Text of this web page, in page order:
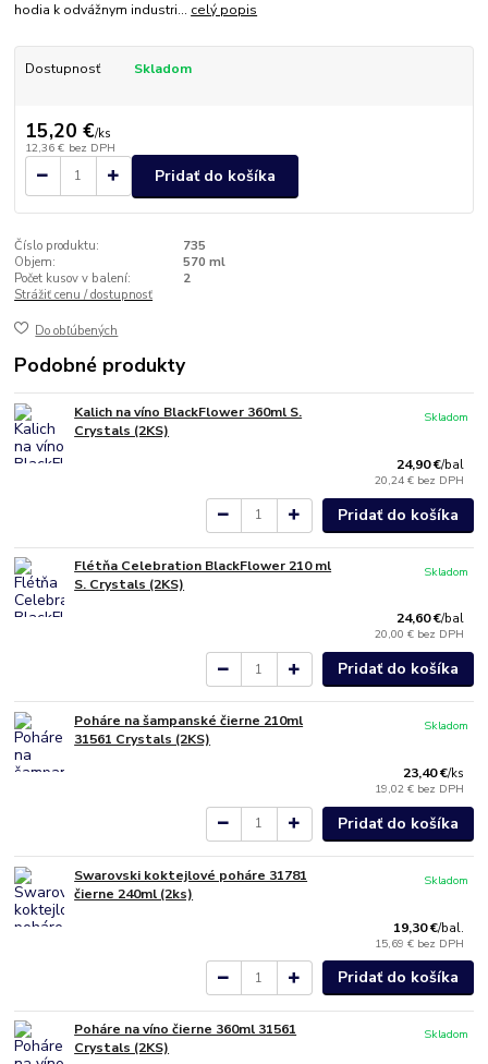
hodia k odvážnym industri... celý popis
Dostupnosť Skladom
15,20 €/ks
12,36 € bez DPH
Pridať do košíka
Číslo produktu:
735
Objem:
570 ml
Počet kusov v balení:
2
Strážiť cenu / dostupnosť
Do obľúbených
Podobné produkty
Kalich na víno BlackFlower 360ml S.
Crystals (2KS)
24,90 €/bal
20,24 € bez DPH
Skladom
Pridať do košíka
Flétňa Celebration BlackFlower 210 ml
S. Crystals (2KS)
24,60 €/bal
20,00 € bez DPH
Skladom
Pridať do košíka
Poháre na šampanské čierne 210ml
31561 Crystals (2KS)
23,40 €/ks
19,02 € bez DPH
Skladom
Pridať do košíka
Swarovski koktejlové poháre 31781
čierne 240ml (2ks)
19,30 €/bal.
15,69 € bez DPH
Skladom
Pridať do košíka
Poháre na víno čierne 360ml 31561
Crystals (2KS)
Skladom